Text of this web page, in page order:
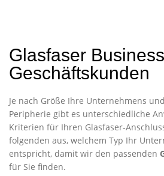
Glasfaser
Geschäftskunden
Je nach Größe Ihre Unternehmens
Peripherie gibt es unterschiedliche
Kriterien für Ihren Glasfaser-
folgenden aus, welchem Typ Ihr
entspricht, damit wir den passenden
für Sie finden.